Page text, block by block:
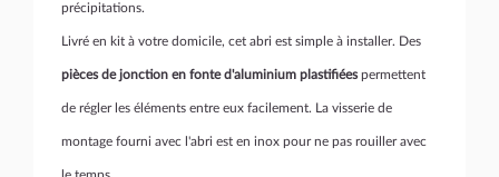
précipitations.
Livré en kit à votre domicile, cet abri est simple à installer. Des
pièces de jonction en fonte d'aluminium plastifiéespermettent
de régler les éléments entre eux facilement. La visserie de
montage fourni avec l'abri est en inox pour ne pas rouiller avec